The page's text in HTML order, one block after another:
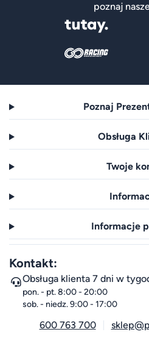
poznaj
Poznaj
Obsługa
Twoje
Informacje
Kontakt:
Obsługa klienta 7 dni w
pon. - pt. 8:00 - 20:00
sob. - niedz. 9:00 - 17:00
600 763 700